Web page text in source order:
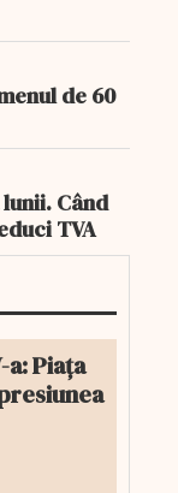
de 60
Când
TVA
Piața